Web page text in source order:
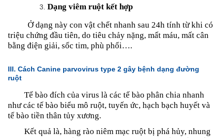
Dạng viêm ruột kết hợp
Ở dạng này con vật chết nhanh sau 24h tính từ khi có
triệu chứng đầu tiên, do tiêu chảy nặng, mất máu, mất cân
bằng điện giải, sốc tim, phù phổi….
III. Cách Canine parvovirus type 2 gây bệnh dạng đường
ruột
Tế bào đích của virus là các tế bào phân chia nhanh
như các tế bào biểu mô ruột, tuyến ức, hạch bạch huyết và
tế bào tiền thân tủy xương.
Kết quả là, hàng rào niêm mạc ruột bị phá hủy, nhung